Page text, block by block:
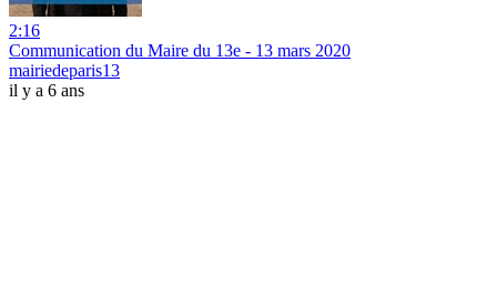
2:16
Communication du Maire du 13e - 13 mars 2020
mairiedeparis13
il y a 6 ans